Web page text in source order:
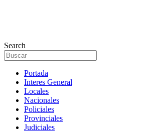
Search
Portada
Interes General
Locales
Nacionales
Policiales
Provinciales
Judiciales